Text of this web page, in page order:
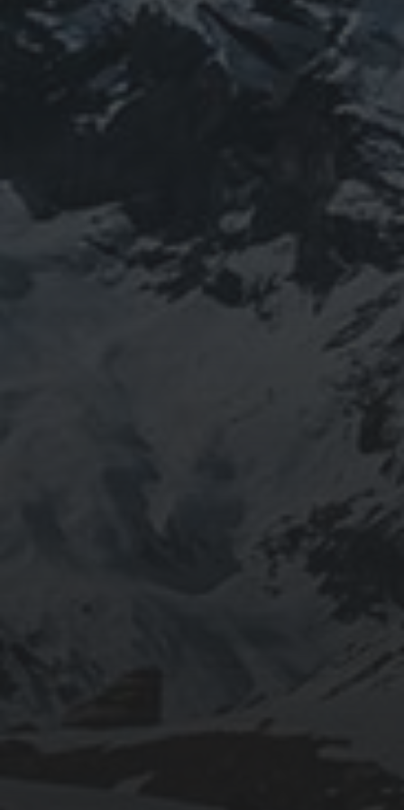
山岳信仰の行者です。山伏でもあります。2013年から
2016年にかけて福島通ったりチェルノブイリ訪ねた
り、ネパール訪ねたり。沢山ご縁がありました。
「日本人らしさ」を追い求めていたら先祖のご縁で神仏
ください。お家に眠っている法螺貝もお引き取りしてご
鍼灸＆整体の出張施術中もやっております。 お気軽に
ご連絡ください。